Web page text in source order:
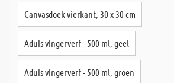
Canvasdoek vierkant, 30 x 30 cm
Aduis vingerverf - 500 ml, geel
Aduis vingerverf - 500 ml, groen